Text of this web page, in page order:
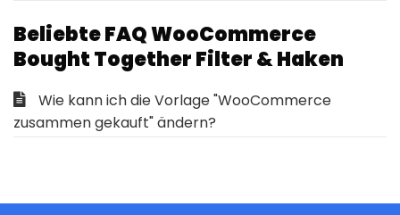
Beliebte FAQ WooCommerce
Bought Together Filter & Haken
Wie kann ich die Vorlage "WooCommerce
zusammen gekauft" ändern?